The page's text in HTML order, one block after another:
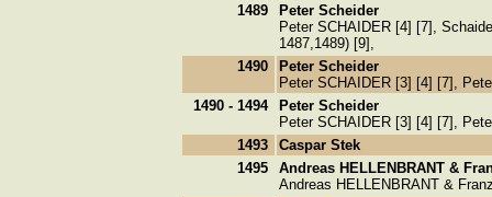
1489
Peter Scheider
Peter SCHAIDER [4] [7],
1487,1489) [9],
1490
Peter Scheider
Peter SCHAIDER [3] [4] [7],
1490 - 1494 Peter Scheider
Peter SCHAIDER [3] [4] [7],
1493
Caspar Stek
1495
Andreas HELLENBRANT &
Andreas HELLENBRANT &